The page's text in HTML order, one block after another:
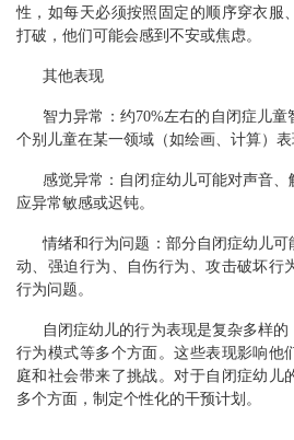
性，如每天必须按照固定的顺序穿衣服
打破，他们可能会感到不安或焦虑。
其他表现
智力异常：约70%左右的自闭症儿
个别儿童在某一领域（如绘画、计算）表
感觉异常：自闭症幼儿可能对声音
应异常敏感或迟钝。
情绪和行为问题：部分自闭症幼儿
动、强迫行为、自伤行为、攻击破坏行
行为问题。
自闭症幼儿的行为表现是复杂多样
行为模式等多个方面。这些表现影响他
庭和社会带来了挑战。对于自闭症幼儿
多个方面，制定个性化的干预计划。